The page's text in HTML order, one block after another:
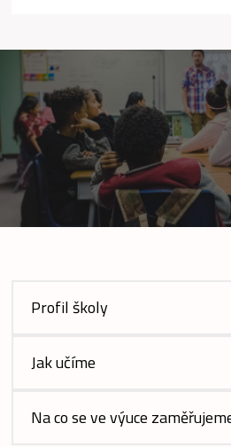
Profil školy
Jak učíme
Na co se ve výuce